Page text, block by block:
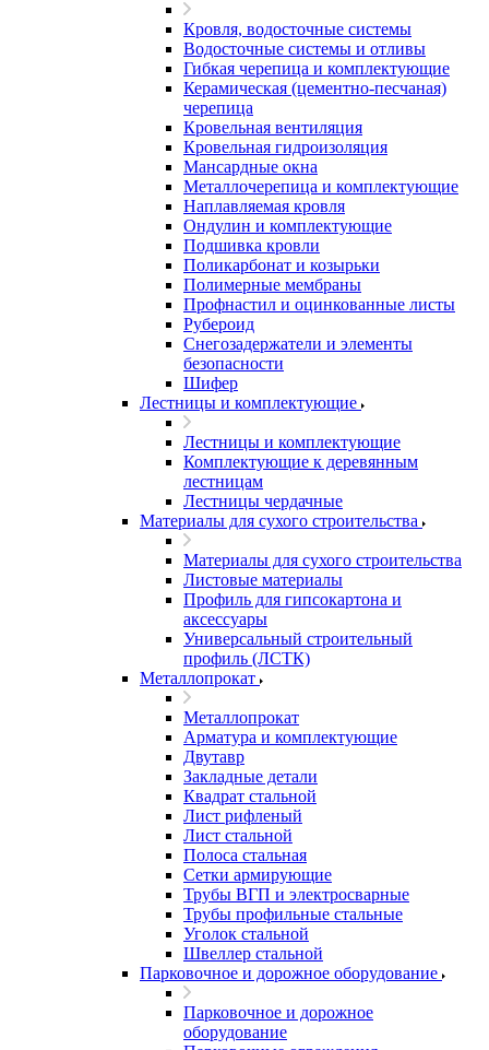
Кровля, водосточные системы
Водосточные системы и отливы
Гибкая черепица и комплектующие
Керамическая (цементно-песчаная)
черепица
Кровельная вентиляция
Кровельная гидроизоляция
Мансардные окна
Металлочерепица и комплектующие
Наплавляемая кровля
Ондулин и комплектующие
Подшивка кровли
Поликарбонат и козырьки
Полимерные мембраны
Профнастил и оцинкованные листы
Рубероид
Снегозадержатели и элементы
безопасности
Шифер
Лестницы и комплектующие
Лестницы и комплектующие
Комплектующие к деревянным
лестницам
Лестницы чердачные
Материалы для сухого строительства
Материалы для сухого строительства
Листовые материалы
Профиль для гипсокартона и
аксессуары
Универсальный строительный
профиль (ЛСТК)
Металлопрокат
Металлопрокат
Арматура и комплектующие
Двутавр
Закладные детали
Квадрат стальной
Лист рифленый
Лист стальной
Полоса стальная
Сетки армирующие
Трубы ВГП и электросварные
Трубы профильные стальные
Уголок стальной
Швеллер стальной
Парковочное и дорожное оборудование
Парковочное и дорожное
оборудование